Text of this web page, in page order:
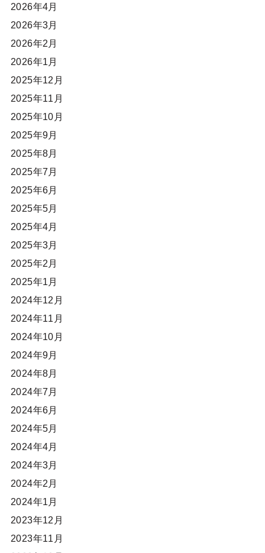
2026年4月
2026年3月
2026年2月
2026年1月
2025年12月
2025年11月
2025年10月
2025年9月
2025年8月
2025年7月
2025年6月
2025年5月
2025年4月
2025年3月
2025年2月
2025年1月
2024年12月
2024年11月
2024年10月
2024年9月
2024年8月
2024年7月
2024年6月
2024年5月
2024年4月
2024年3月
2024年2月
2024年1月
2023年12月
2023年11月